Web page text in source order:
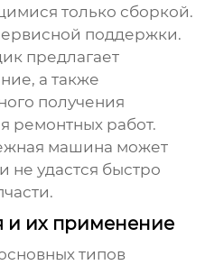
только сборкой.
поддержки.
предлагает
а также
получения
ремонтных работ.
машина может
не удастся быстро
и их применение
типов